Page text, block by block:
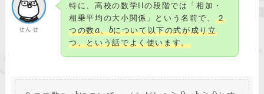
せんせ
特に、高校の数学IIの段階では「相加・
相乗平均の大小関係」という名前で、
２
つの数a、bについて以下の式が成り立
つ、という話でよく使います。